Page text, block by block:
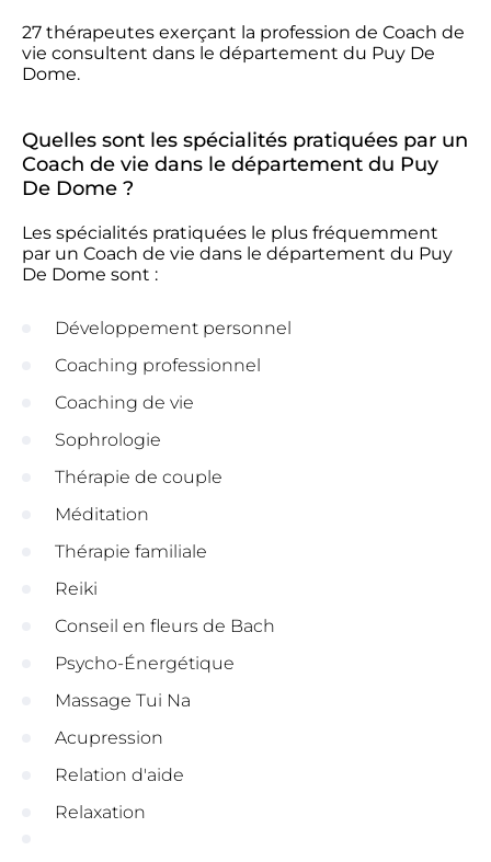
27 thérapeutes exerçant la profession de Coach de
vie consultent dans le département du Puy De
Dome.
Quelles sont les spécialités pratiquées par un
Coach de vie dans le département du Puy
De Dome ?
Les spécialités pratiquées le plus fréquemment
par un Coach de vie dans le département du Puy
De Dome sont :
Développement personnel
Coaching professionnel
Coaching de vie
Sophrologie
Thérapie de couple
Méditation
Thérapie familiale
Reiki
Conseil en fleurs de Bach
Psycho-Énergétique
Massage Tui Na
Acupression
Relation d'aide
Relaxation